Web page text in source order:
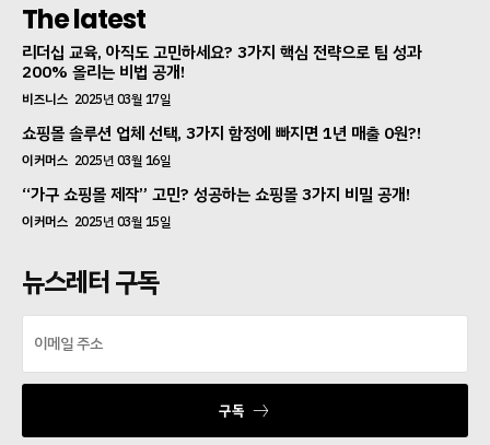
The latest
리더십 교육, 아직도 고민하세요? 3가지 핵심 전략으로 팀 성과
200% 올리는 비법 공개!
비즈니스 2025년 03월 17일
쇼핑몰 솔루션 업체 선택, 3가지 함정에 빠지면 1년 매출 0원?!
이커머스 2025년 03월 16일
“가구 쇼핑몰 제작” 고민? 성공하는 쇼핑몰 3가지 비밀 공개!
이커머스 2025년 03월 15일
뉴스레터 구독
구독